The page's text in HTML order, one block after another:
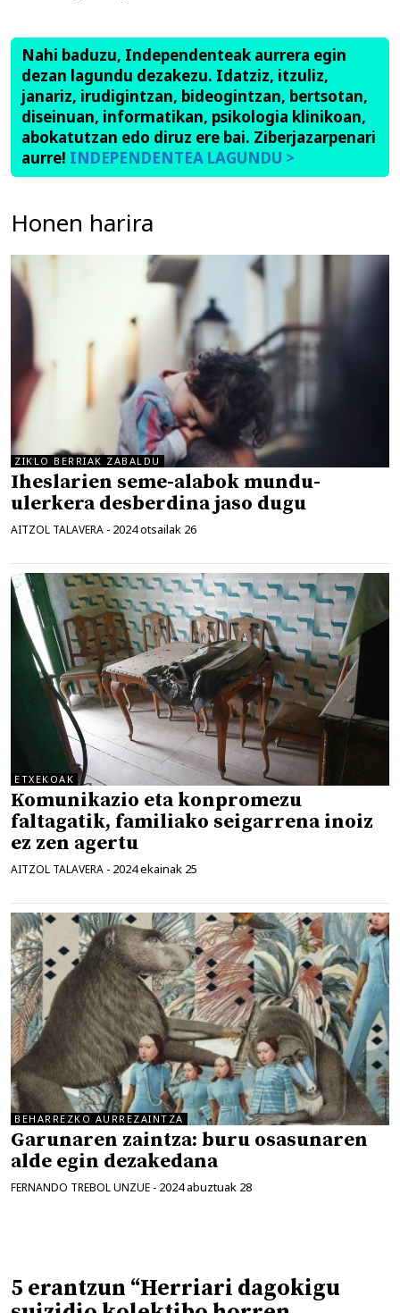
Nahi baduzu, Independenteak aurrera egin
dezan lagundu dezakezu. Idatziz, itzuliz,
janariz, irudigintzan, bideogintzan, bertsotan,
diseinuan, informatikan, psikologia klinikoan,
abokatutzan edo diruz ere bai. Ziberjazarpenari
aurre! INDEPENDENTEA LAGUNDU >
Honen harira
ZIKLO BERRIAK ZABALDU
Iheslarien seme-alabok mundu-
ulerkera desberdina jaso dugu
AITZOL TALAVERA - 2024 otsailak 26
ETXEKOAK
Komunikazio eta konpromezu
faltagatik, familiako seigarrena inoiz
ez zen agertu
AITZOL TALAVERA - 2024 ekainak 25
BEHARREZKO AURREZAINTZA
Garunaren zaintza: buru osasunaren
alde egin dezakedana
FERNANDO TREBOL UNZUE - 2024 abuztuak 28
5 erantzun “Herriari dagokigu